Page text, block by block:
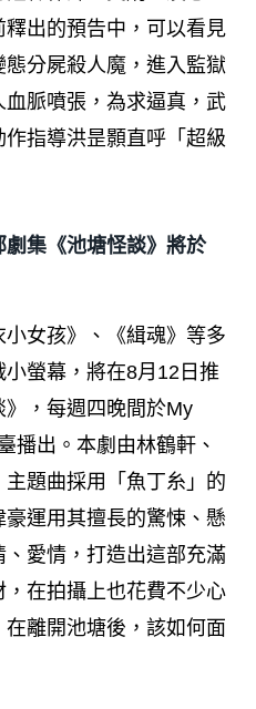
出的預告中，可以看見
分屍殺人魔，進入監獄
脈噴張，為求逼真，武
指導洪昰顥直呼「超級
集《池塘怪談》將於
女孩》、《緝魂》等多
螢幕，將在8月12日推
，每週四晚間於My
播出。本劇由林鶴軒、
題曲採用「魚丁糸」的
運用其擅長的驚悚、懸
愛情，打造出這部充滿
在拍攝上也花費不少心
離開池塘後，該如何面